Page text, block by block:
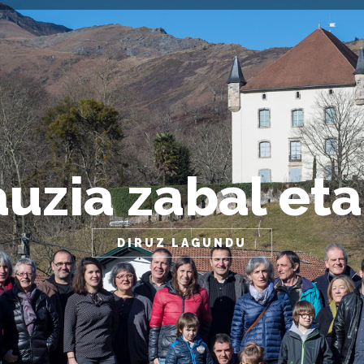
zabal
DIRUZ LAGUNDU